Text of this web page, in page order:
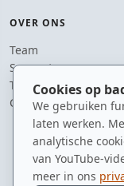
Cookies op
We gebruiken
laten werken.
analytische
van YouTube-
meer in ons
OVER ONS
Team
Supporters
Tip de redactie
Contact